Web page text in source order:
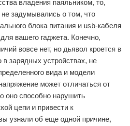
владения паяльником, то,
не задумывались о том, что
блока питания и usb-кабеля
вашего гаджета. Конечно,
вовсе нет, но дьявол кроется в
зарядных устройствах, не
вида и модели
может отличаться от
оно способно нарушить
цепи и привести к
узнали об еще одной причине,